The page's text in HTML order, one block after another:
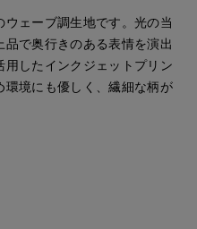
ウェーブ調生地です。光の当
で奥行きのある表情を演出
用したインクジェットプリン
環境にも優しく、繊細な柄が